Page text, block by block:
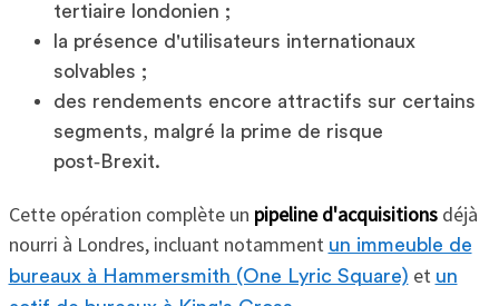
tertiaire londonien ;
la présence d'utilisateurs internationaux
solvables ;
des rendements encore attractifs sur certains
segments, malgré la prime de risque
post‑Brexit.
Cette opération complète un pipeline d'acquisitionsdéjà
nourri à Londres, incluant notamment un immeuble de
bureaux à Hammersmith (One Lyric Square) et un